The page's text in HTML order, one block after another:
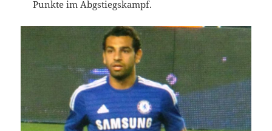
Punkte im Abgstiegskampf.